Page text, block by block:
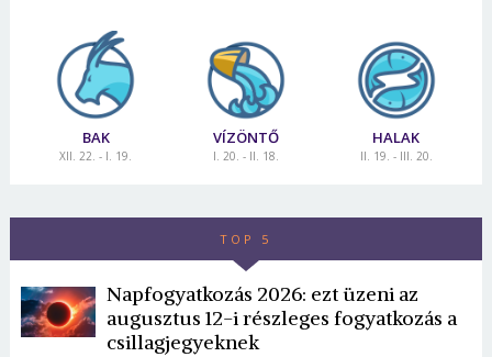
BAK
XII. 22. - I. 19.
VÍZÖNTŐ
I. 20. - II. 18.
HALAK
II. 19. - III. 20.
TOP 5
Napfogyatkozás 2026: ezt üzeni az
augusztus 12-i részleges fogyatkozás a
csillagjegyeknek